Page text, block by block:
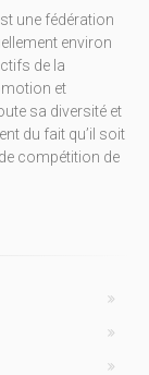
une fédération
environ
de la
et
sa diversité et
du fait qu’il soit
compétition de